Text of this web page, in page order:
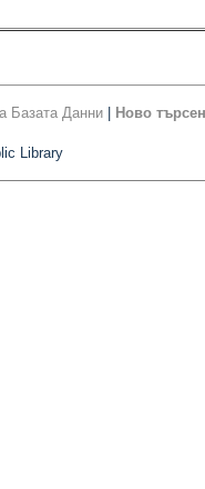
Базата Данни Ново
Library